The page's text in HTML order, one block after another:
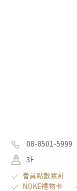
08-8501-5999
3F
會員點數累計
NOKE禮物卡